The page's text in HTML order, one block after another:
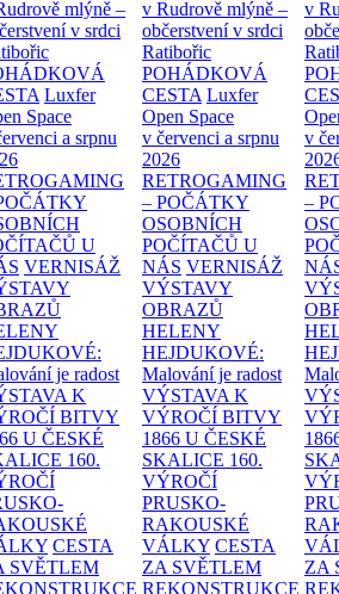
mlýně –
v srdci
Luxfer
Space
a srpnu
U
VERNISÁŽ
je radost
K
BITVY
U ČESKÉ
160.
CESTA
SVĚTLEM
v Rudrově mlýně –
občerstvení v srdci
Ratibořic
POHÁDKOVÁ
CESTA Luxfer
Open Space
v červenci a srpnu
2026
RETROGAMING
– POČÁTKY
OSOBNÍCH
POČÍTAČŮ U
NÁS VERNISÁŽ
VÝSTAVY
OBRAZŮ
HELENY
HEJDUKOVÉ:
Malování je radost
VÝSTAVA K
VÝROČÍ BITVY
1866 U ČESKÉ
SKALICE 160.
VÝROČÍ
PRUSKO-
RAKOUSKÉ
VÁLKY CESTA
ZA SVĚTLEM
REKONSTRUKCE
v
v
–
ZA